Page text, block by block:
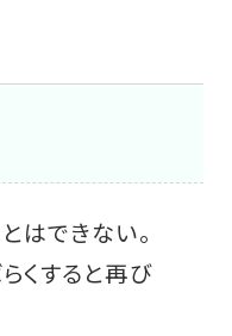
はできない。
くすると再び